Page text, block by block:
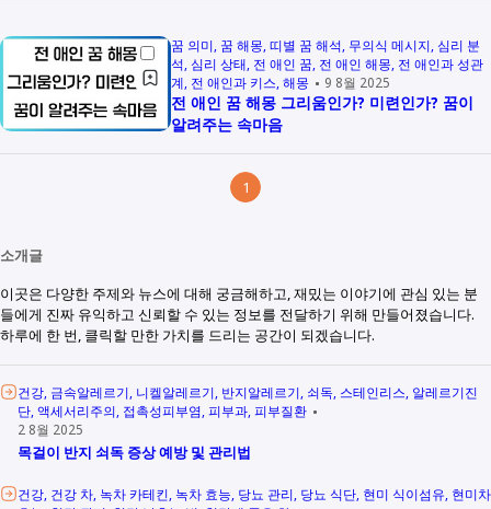
꿈 의미 꿈 해몽 띠별 꿈 해석 무의식 메시지 심리 분
석 심리 상태 전 애인 꿈 전 애인 해몽 전 애인과 성관
계 전 애인과 키스 해몽 9 8월 2025
전 애인 꿈 해몽 그리움인가? 미련인가? 꿈이
알려주는 속마음
1
소개글
이곳은 다양한 주제와 뉴스에 대해 궁금해하고, 재밌는 이야기에 관심 있는 분
들에게 진짜 유익하고 신뢰할 수 있는 정보를 전달하기 위해 만들어졌습니다.
하루에 한 번, 클릭할 만한 가치를 드리는 공간이 되겠습니다.
건강 금속알레르기 니켈알레르기 반지알레르기 쇠독 스테인리스 알레르기진
단 액세서리주의 접촉성피부염 피부과 피부질환
2 8월 2025
목걸이 반지 쇠독 증상 예방 및 관리법
건강 건강 차 녹차 카테킨 녹차 효능 당뇨 관리 당뇨 식단 현미 식이섬유 현미차